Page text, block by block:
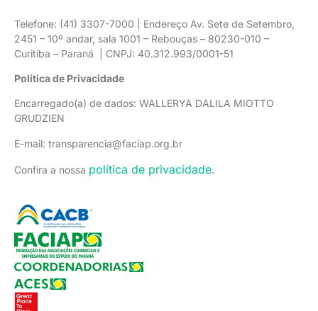
Telefone: (41) 3307-7000 | Endereço Av. Sete de Setembro,
2451 – 10º andar, sala 1001 – Rebouças – 80230-010 –
Curitiba – Paraná | CNPJ: 40.312.993/0001-51
Política de Privacidade
Encarregado(a) de dados: WALLERYA DALILA MIOTTO
GRUDZIEN
E-mail: transparencia@faciap.org.br
Confira a nossa política de privacidade.